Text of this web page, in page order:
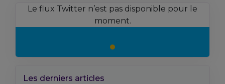
Le flux Twitter n’est pas disponible pour le
moment.
Les derniers articles